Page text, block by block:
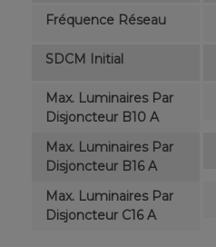
Fréquence Réseau
SDCM Initial
Max. Luminaires Par
Disjoncteur B10 A
Max. Luminaires Par
Disjoncteur B16 A
Max. Luminaires Par
Disjoncteur C16 A